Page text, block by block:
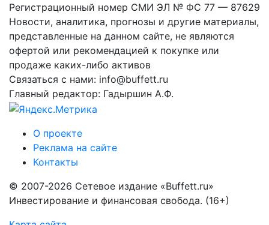
Регистрационный номер СМИ ЭЛ № ФС 77 — 87629
Новости, аналитика, прогнозы и другие материалы,
представленные на данном сайте, не являются
офертой или рекомендацией к покупке или
продаже каких-либо активов
Связаться с нами: info@buffett.ru
Главный редактор: Гадыршин А.Ф.
О проекте
Реклама на сайте
Контакты
© 2007-2026 Сетевое издание «Buffett.ru»
Инвестирование и финансовая свобода. (16+)